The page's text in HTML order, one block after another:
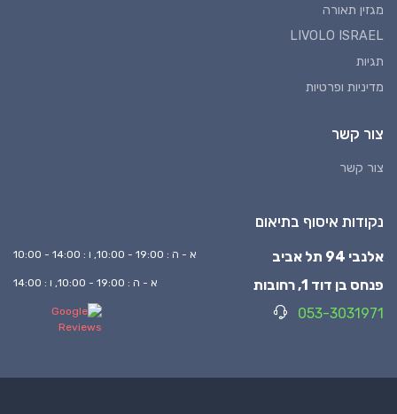
מגזין תאורה
LIVOLO ISRAEL
תגיות
מדיניות ופרטיות
צור קשר
צור קשר
נקודות איסוף בתיאום
אלנבי 94 תל אביב א - ה : 19:00 - 10:00, ו : 14:00 - 10:00
פנחס בן דוד 1, רחובות א - ה : 19:00 - 10:00, ו : 14:00
053-3031971